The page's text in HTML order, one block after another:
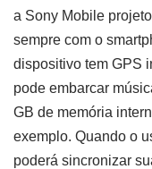
a Sony Mobile
sempre com o
dispositivo tem GPS
pode embarcar
GB de memória
exemplo. Quando o
poderá sincronizar